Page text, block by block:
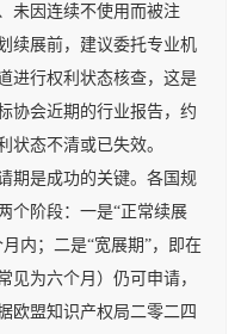
未因连续不使用而被注
续展前，建议委托专业机
进行权利状态核查，这是
协会近期的行业报告，约
状态不清或已失效。
是成功的关键。各国规
个阶段：一是“正常续展
内；二是“宽展期”，即在
见为六个月）仍可申请，
欧盟知识产权局二零二四